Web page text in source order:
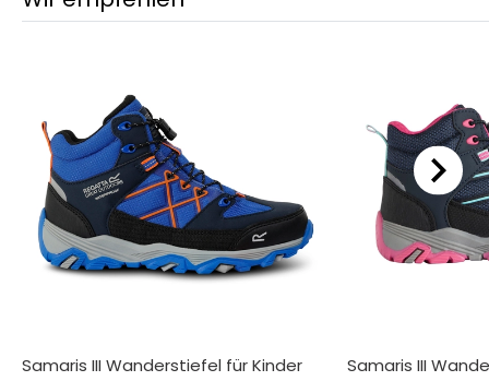
Samaris III Wanderstiefel für Kinder Samaris III